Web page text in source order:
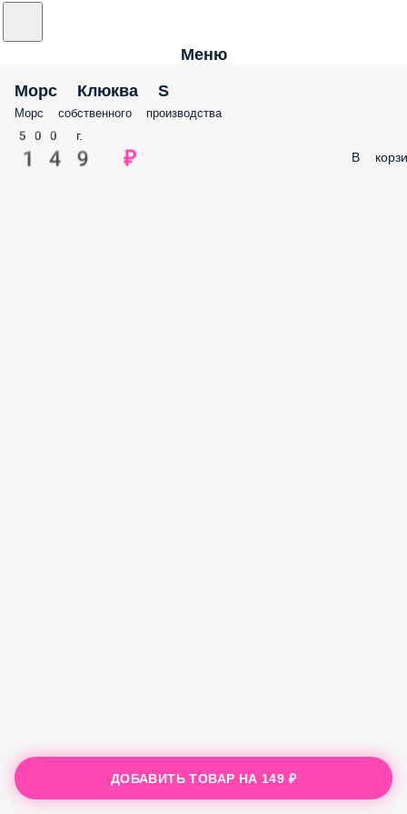
Меню
Морс Клюква S
Морс собственного производства
500 г.
149 ₽ В
ДОБАВИТЬ ТОВАР НА 149 ₽